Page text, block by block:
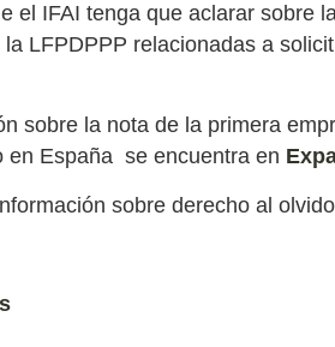
el IFAI tenga que aclarar sobre
LFPDPPP relacionadas a
sobre la nota de la primera
en España se encuentra en
sobre derecho al